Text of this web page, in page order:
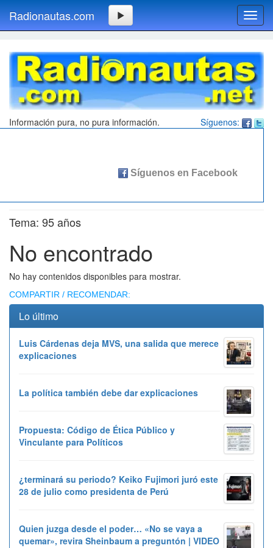
Radionautas.com
Síguenos:
Información pura, no pura información.
Tema: 95 años
No encontrado
No hay contenidos disponibles para mostrar.
COMPARTIR / RECOMENDAR:
Lo último
Luis Cárdenas deja MVS, una salida que merece
explicaciones
La política también debe dar explicaciones
Propuesta: Código de Ética Público y
Vinculante para Políticos
¿terminará su periodo? Keiko Fujimori juró este
28 de julio como presidenta de Perú
Quien juzga desde el poder… «No se vaya a
quemar», revira Sheinbaum a preguntón | VIDEO